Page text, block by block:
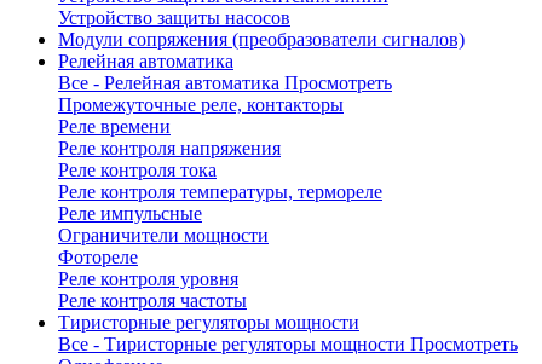
Устройство защиты насосов
Модули сопряжения (преобразователи сигналов)
Релейная автоматика
Все - Релейная автоматика Просмотреть
Промежуточные реле, контакторы
Реле времени
Реле контроля напряжения
Реле контроля тока
Реле контроля температуры, термореле
Реле импульсные
Ограничители мощности
Фотореле
Реле контроля уровня
Реле контроля частоты
Тиристорные регуляторы мощности
Все - Тиристорные регуляторы мощности Просмотреть